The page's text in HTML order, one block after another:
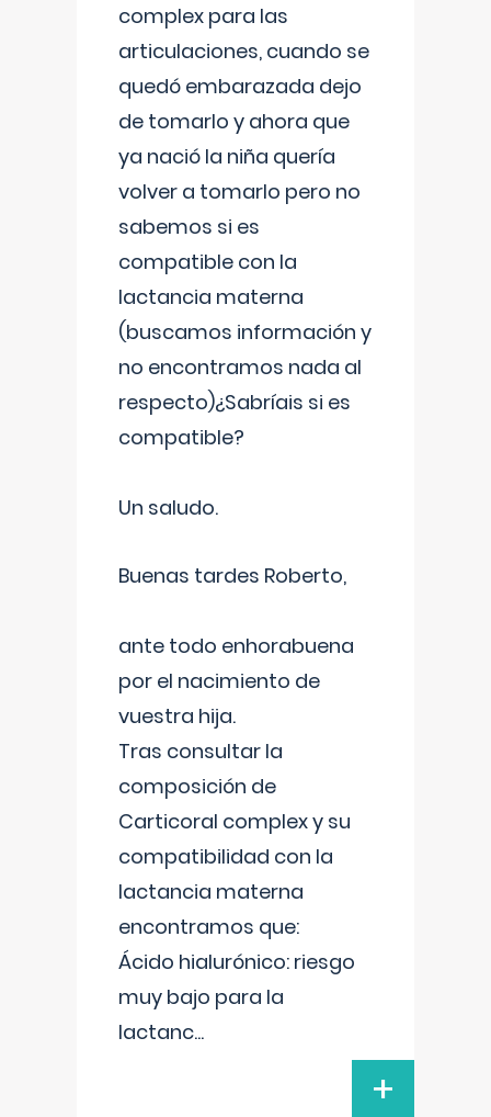
complex para las
articulaciones, cuando se
quedó embarazada dejo
de tomarlo y ahora que
ya nació la niña quería
volver a tomarlo pero no
sabemos si es
compatible con la
lactancia materna
(buscamos información y
no encontramos nada al
respecto)¿Sabríais si es
compatible?
Un saludo.
Buenas tardes Roberto,
ante todo enhorabuena
por el nacimiento de
vuestra hija.
Tras consultar la
composición de
Carticoral complex y su
compatibilidad con la
lactancia materna
encontramos que:
Ácido hialurónico: riesgo
muy bajo para la
lactanc...
+